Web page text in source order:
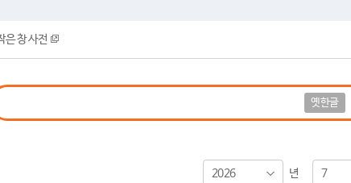
은 창 사전
옛한글
2026 년 7